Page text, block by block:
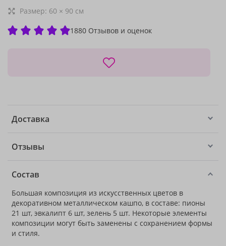
Размер: 60 × 90 см
1880 Отзывов и оценок
Доставка
Отзывы
Состав
Большая композиция из искусственных цветов в
декоративном металлическом кашпо, в составе: пионы
21 шт, эвкалипт 6 шт, зелень 5 шт. Некоторые элементы
композиции могут быть заменены с сохранением формы
и стиля.